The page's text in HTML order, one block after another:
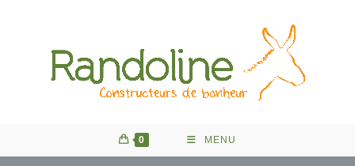
0 MENU